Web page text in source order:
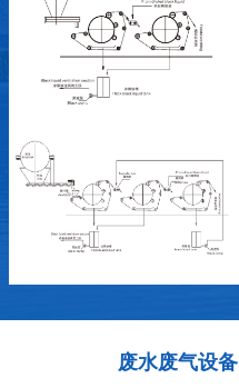
废水废气设备